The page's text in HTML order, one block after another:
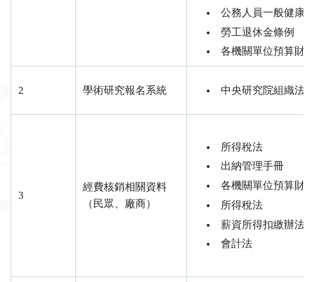
公務人員一般健康
勞工退休金條例
各機關單位預算財
2 學術研究報名系統 中央研究院組織法
3
經費核銷相關資料
（民眾、廠商）
所得稅法
出納管理手冊
各機關單位預算財
所得稅法
薪資所得扣繳辦法
會計法